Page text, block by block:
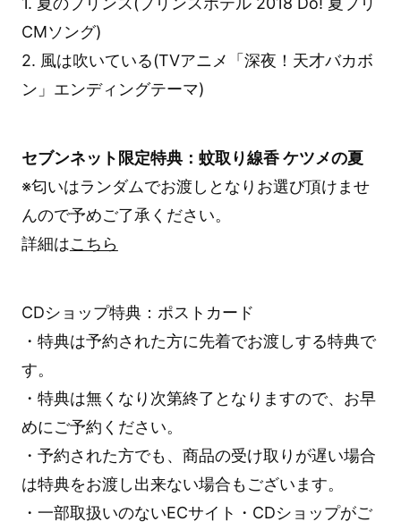
CMソング)
2. 風は吹いている(TVアニメ「深夜！天才バカボ
ン」エンディングテーマ)
セブンネット限定特典：蚊取り線香 ケツメの夏
※匂いはランダムでお渡しとなりお選び頂けませ
んので予めご了承ください。
詳細はこちら
CDショップ特典：ポストカード
・特典は予約された方に先着でお渡しする特典で
す。
・特典は無くなり次第終了となりますので、お早
めにご予約ください。
・予約された方でも、商品の受け取りが遅い場合
は特典をお渡し出来ない場合もございます。
・一部取扱いのないECサイト・CDショップがご